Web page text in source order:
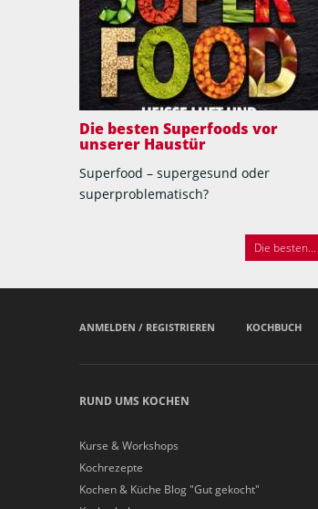
Die besten Superfoods vor
unserer Haustür
Superfood – supergesund oder
superproblematisch?
Die besten...
ANMELDEN / REGISTRIEREN KOCHBUCH
RUND UMS KOCHEN
Kurse & Workshops
Kochrezepte
Kochen & Küche Blog "Gut gekocht"